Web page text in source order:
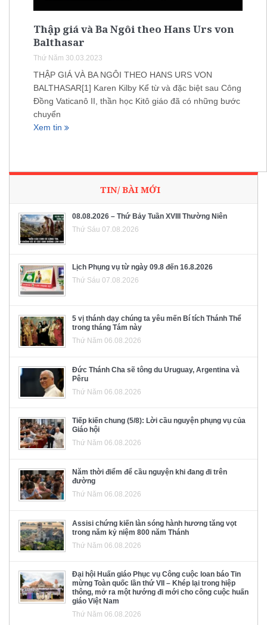
Thập giá và Ba Ngôi theo Hans Urs von
Balthasar
Thứ Năm 30.03.2023
THẬP GIÁ VÀ BA NGÔI THEO HANS URS VON
BALTHASAR[1] Karen Kilby Kể từ và đặc biệt sau Công
Đồng Vaticanô II, thần học Kitô giáo đã có những bước
chuyển
Xem tin
TIN/ BÀI MỚI
08.08.2026 – Thứ Bảy Tuần XVIII Thường Niên
Thứ Sáu 07.08.2026
Lịch Phụng vụ từ ngày 09.8 đến 16.8.2026
Thứ Sáu 07.08.2026
5 vị thánh dạy chúng ta yêu mến Bí tích Thánh Thể
trong tháng Tám này
Thứ Năm 06.08.2026
Đức Thánh Cha sẽ tông du Uruguay, Argentina và
Pêru
Thứ Năm 06.08.2026
Tiếp kiến chung (5/8): Lời cầu nguyện phụng vụ của
Giáo hội
Thứ Năm 06.08.2026
Năm thời điểm để cầu nguyện khi đang đi trên
đường
Thứ Năm 06.08.2026
Assisi chứng kiến làn sóng hành hương tăng vọt
trong năm kỷ niệm 800 năm Thánh
Thứ Năm 06.08.2026
Đại hội Huấn giáo Phục vụ Công cuộc loan báo Tin
mừng Toàn quốc lần thứ VII – Khép lại trong hiệp
thông, mở ra một hướng đi mới cho công cuộc huấn
giáo Việt Nam
Thứ Năm 06.08.2026